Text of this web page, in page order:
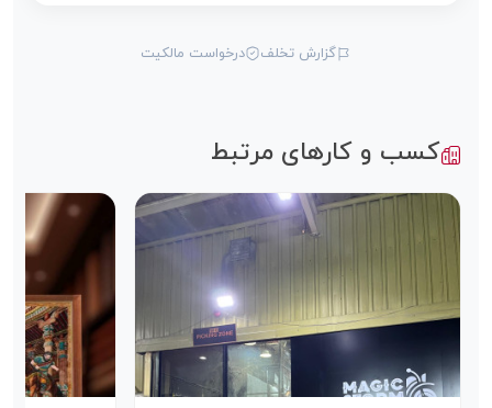
گزارش تخلف درخواست مالکیت
کسب و کارهای مرتبط